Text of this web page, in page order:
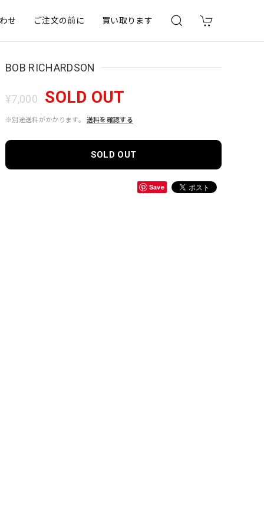
せ ご注文の前に 買い取ります
BOB RICHARDSON
¥7,000 SOLD OUT
※別途送料がかかります。 送料を確認する
SOLD OUT
Save